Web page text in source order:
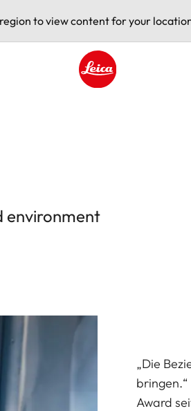
to view content for your
environment
„Die
Award